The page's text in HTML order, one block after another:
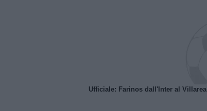
Ufficiale: Farinos dall'Inter al Villareal